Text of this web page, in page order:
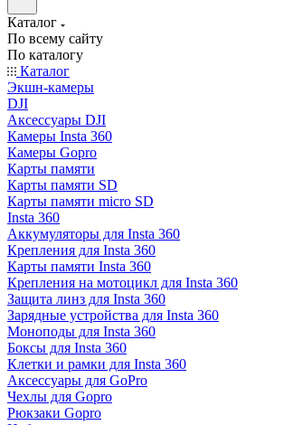
Каталог
По всему сайту
По каталогу
Каталог
Экшн-камеры
DJI
Аксессуары DJI
Камеры Insta 360
Камеры Gopro
Карты памяти
Карты памяти SD
Карты памяти micro SD
Insta 360
Аккумуляторы для Insta 360
Крепления для Insta 360
Карты памяти Insta 360
Крепления на мотоцикл для Insta 360
Защита линз для Insta 360
Зарядные устройства для Insta 360
Моноподы для Insta 360
Боксы для Insta 360
Клетки и рамки для Insta 360
Аксессуары для GoPro
Чехлы для Gopro
Рюкзаки Gopro